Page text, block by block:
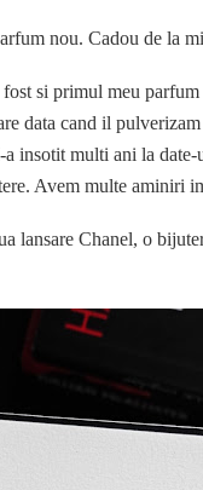
nou. Cadou de la
si primul meu
data cand il
insotit multi ani la
Avem multe aminiri
lansare Chanel, o